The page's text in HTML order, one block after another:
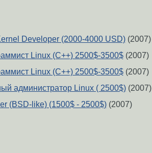
Developer (2000-4000 USD)(2007)
Linux (C++) 2500$-3500$(2007)
Linux (C++) 2500$-3500$(2007)
администратор Linux ( 2500$)(2007)
(BSD-like) (1500$ - 2500$)(2007)